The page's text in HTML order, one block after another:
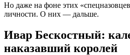
Но даже на фоне этих
личности. О них — дальше.
Ивар Бескостный:
наказавший королей